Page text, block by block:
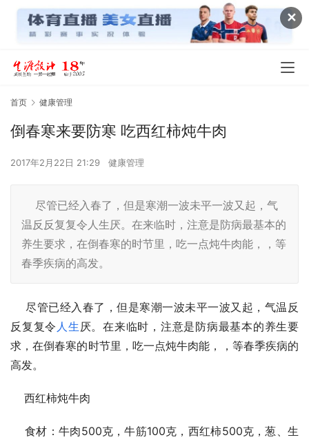
✕
首页 健康管理
倒春寒来要防寒 吃西红柿炖牛肉
2017年2月22日 21:29 健康管理
尽管已经入春了，但是寒潮一波未平一波又起，气
温反反复复令人生厌。在来临时，注意是防病最基本的
养生要求，在倒春寒的时节里，吃一点炖牛肉能，，等
春季疾病的高发。
尽管已经入春了，但是寒潮一波未平一波又起，气温反
反复复令 人生 厌。在来临时，注意是防病最基本的养生要
求，在倒春寒的时节里，吃一点炖牛肉能，，等春季疾病的
高发。
西红柿炖牛肉
食材：牛肉500克，牛筋100克，西红柿500克，葱、生